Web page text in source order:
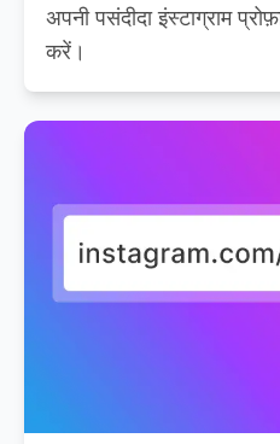
अपनी पसंदीदा इंस्टाग्राम
करें।